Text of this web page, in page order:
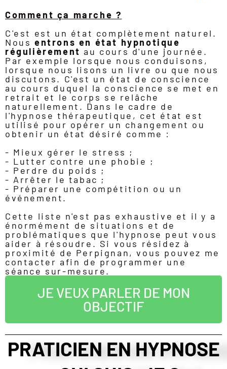
Comment ça marche ?
C'est est un état complètement naturel.
Nous entrons en état hypnotique
régulièrement au cours d'une journée.
Par exemple lorsque nous conduisons,
lorsque nous lisons un livre ou que nous
discutons. C'est un état de conscience
au cours duquel la conscience se met en
retrait et le corps se relâche
naturellement. Dans le cadre de
l'hypnose thérapeutique, cet état est
utilisé pour opérer un changement ou
obtenir un état désiré comme :
- Mieux gérer le stress ;
- Lutter contre une phobie ;
- Perdre du poids ;
- Arrêter le tabac ;
- Préparer une compétition ou un
événement.
Cette liste n'est pas exhaustive et il y a
énormément de situations et de
problématiques que l'hypnose peut vous
aider à résoudre. Si vous résidez à
proximité de Perpignan, vous pouvez me
contacter afin de programmer une
séance sur-mesure.
JE VEUX PARLER DE MON
OBJECTIF
PRATICIEN EN HYPNOSE